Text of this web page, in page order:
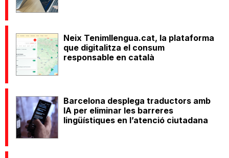
Neix Tenimllengua.cat, la plataforma
que digitalitza el consum
responsable en català
Barcelona desplega traductors amb
IA per eliminar les barreres
lingüístiques en l’atenció ciutadana